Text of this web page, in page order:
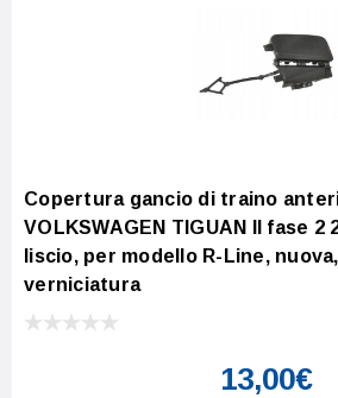
Copertura gancio di traino
VOLKSWAGEN TIGUAN II fase 2
liscio, per modello R-Line,
verniciatura
13,00€